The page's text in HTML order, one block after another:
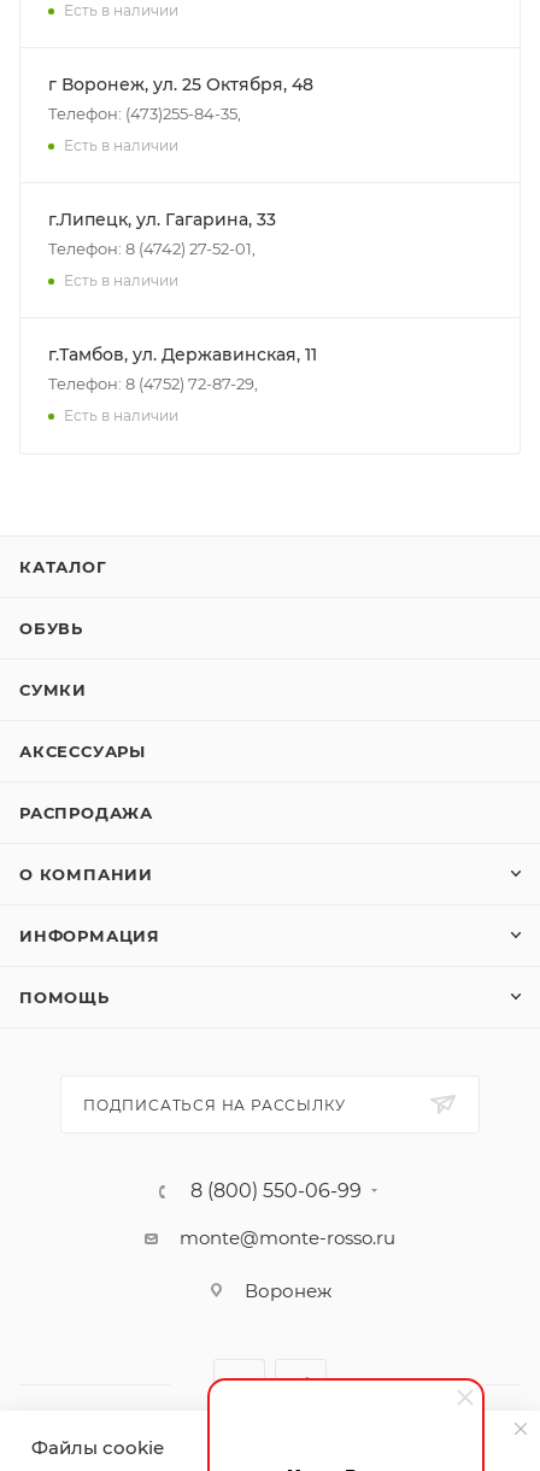
Есть в наличии
г Воронеж, ул. 25 Октября, 48
Телефон: (473)255-84-35,
Есть в наличии
г.Липецк, ул. Гагарина, 33
Телефон: 8 (4742) 27-52-01,
Есть в наличии
г.Тамбов, ул. Державинская, 11
Телефон: 8 (4752) 72-87-29,
Есть в наличии
КАТАЛОГ
ОБУВЬ
СУМКИ
АКСЕССУАРЫ
РАСПРОДАЖА
О КОМПАНИИ
ИНФОРМАЦИЯ
ПОМОЩЬ
ПОДПИСАТЬСЯ НА РАССЫЛКУ
8 (800) 550-06-99
monte@monte-rosso.ru
Воронеж
Файлы cookie